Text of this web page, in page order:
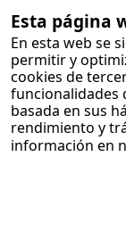
Esta página
En esta web se
permitir y
cookies de
funcionalidades
basada en sus
rendimiento y
información en